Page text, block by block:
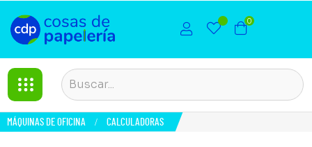
0
MÁQUINAS DE OFICINA CALCULADORAS